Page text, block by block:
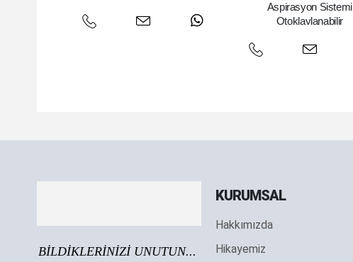
Aspirasyon Sistemi
Otoklavlanabilir
BİLDİKLERİNİZİ UNUTUN...
KURUMSAL
Hakkımızda
Hikayemiz